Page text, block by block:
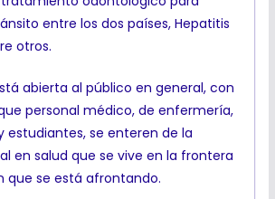
entre los dos países, Hepatitis
otros.
abierta al público en general, con
personal médico, de enfermería,
estudiantes, se enteren de la
en salud que se vive en la frontera
que se está afrontando.